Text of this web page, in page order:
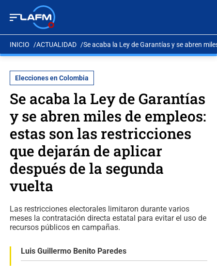
INICIO ACTUALIDAD Se acaba la Ley de Garantías y se abren
Elecciones en Colombia
Se acaba la Ley de Garantías
y se abren miles de empleos:
estas son las restricciones
que dejarán de aplicar
después de la segunda
vuelta
Las restricciones electorales limitaron durante varios
meses la contratación directa estatal para evitar el uso de
recursos públicos en campañas.
Luis Guillermo Benito Paredes